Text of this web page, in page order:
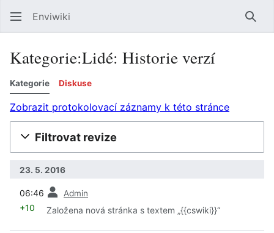
Enviwiki
Kategorie:Lidé: Historie verzí
Kategorie Diskuse
Zobrazit protokolovací záznamy k této stránce
Filtrovat revize
23. 5. 2016
06:46 Admin
+10 Založena nová stránka s textem „{{cswiki}}“